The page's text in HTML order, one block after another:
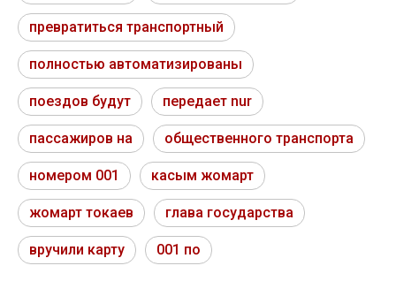
превратиться транспортный
полностью автоматизированы
поездов будут передает nur
пассажиров на общественного транспорта
номером 001 касым жомарт
жомарт токаев глава государства
вручили карту 001 по